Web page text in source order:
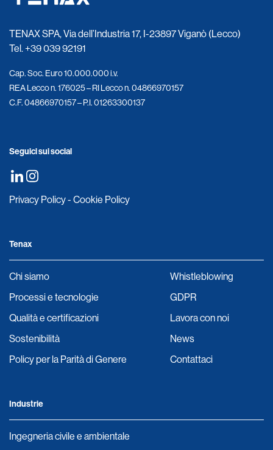
TENAX SPA, Via dell’Industria 17, I-23897 Viganò (Lecco)
Tel.+39 039 92191
Cap. Soc. Euro 10.000.000 i.v.
REA Lecco n. 176025 – RI Lecco n. 04866970157
C.F. 04866970157 – P.I. 01263300137
Seguici sui social
Privacy Policy- Cookie Policy
Tenax
Chi siamo
Processi e tecnologie
Qualità e certificazioni
Sostenibilità
Policy per la Parità di Genere
Whistleblowing
GDPR
Lavora con noi
News
Contattaci
Industrie
Ingegneria civile e ambientale